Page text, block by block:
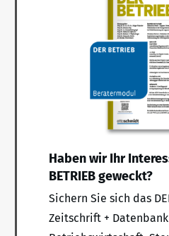
Haben wir Ihr
BETRIEB geweckt?
Sichern Sie sich das
Zeitschrift +